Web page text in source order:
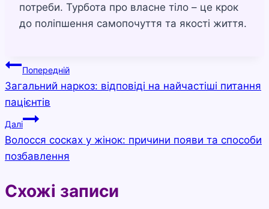
потреби. Турбота про власне тіло – це крок
до поліпшення самопочуття та якості життя.
Навігація
записів
Попередній
Загальний наркоз: відповіді на найчастіші питання
пацієнтів
Далі
Волосся сосках у жінок: причини появи та способи
позбавлення
Схожі записи